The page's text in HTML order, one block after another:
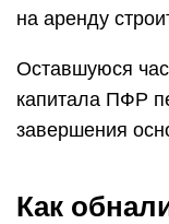
на аренду
Оставшуюся
капитала ПФР
завершения
Как